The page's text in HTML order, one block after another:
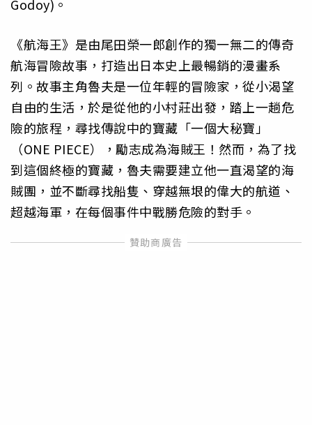
Godoy)。
《航海王》是由尾田榮一郎創作的獨一無二的傳奇
航海冒險故事，打造出日本史上最暢銷的漫畫系
列。故事主角魯夫是一位年輕的冒險家，從小渴望
自由的生活，於是從他的小村莊出發，踏上一趟危
險的旅程，尋找傳說中的寶藏「一個大秘寶」
（ONE PIECE），勵志成為海賊王！然而，為了找
到這個終極的寶藏，魯夫需要建立他一直渴望的海
賊團，並不斷尋找船隻、穿越無垠的偉大的航道、
超越海軍，在每個事件中戰勝危險的對手。